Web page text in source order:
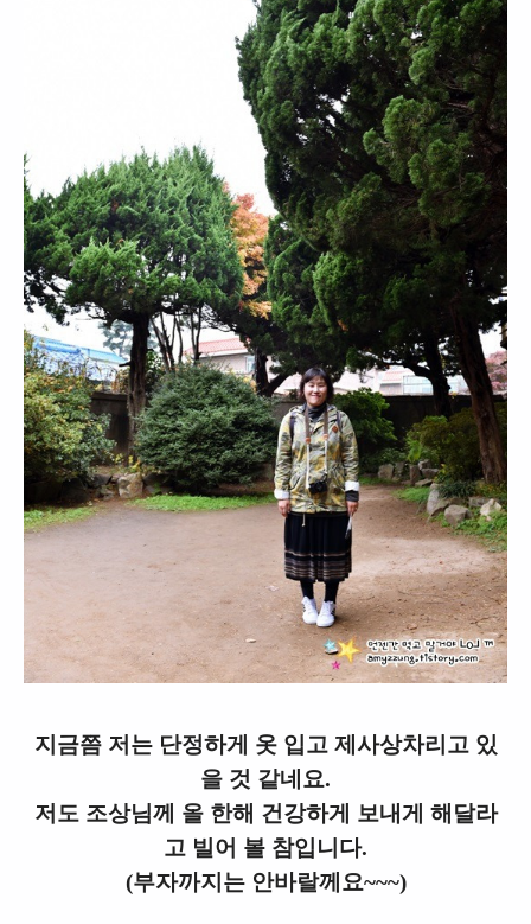
지금쯤 저는 단정하게 옷 입고 제사상차리고 있
을 것 같네요.
저도 조상님께 올 한해 건강하게 보내게 해달라
고 빌어 볼 참입니다.
(부자까지는 안바랄께요~~~)